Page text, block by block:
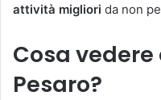
attività migliori da non
Cosa vedere
Pesaro?